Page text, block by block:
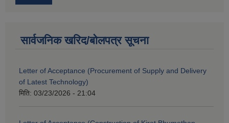
सार्वजनिक खरिद/बोलपत्र सूचना
Letter of Acceptance (Procurement of Supply and Delivery
of Latest Technology)
मिति: 03/23/2026 - 21:04